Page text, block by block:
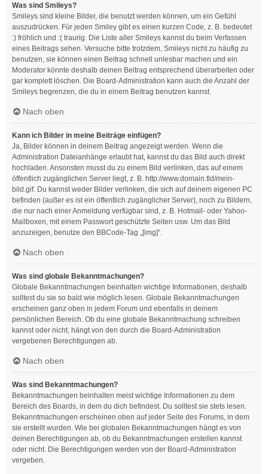
Was sind Smileys?
Smileys sind kleine Bilder, die benutzt werden können, um ein Gefühl
auszudrücken. Für jeden Smiley gibt es einen kurzen Code, z. B. bedeutet
:) fröhlich und :( traurig. Die Liste aller Smileys kannst du beim Verfassen
eines Beitrags sehen. Versuche bitte trotzdem, Smileys nicht zu häufig zu
benutzen, sie können einen Beitrag schnell unlesbar machen und ein
Moderator könnte deshalb deinen Beitrag entsprechend überarbeiten oder
gar komplett löschen. Die Board-Administration kann auch die Anzahl der
Smileys begrenzen, die du in einem Beitrag benutzen kannst.
Nach oben
Kann ich Bilder in meine Beiträge einfügen?
Ja, Bilder können in deinem Beitrag angezeigt werden. Wenn die
Administration Dateianhänge erlaubt hat, kannst du das Bild auch direkt
hochladen. Ansonsten musst du zu einem Bild verlinken, das auf einem
öffentlich zugänglichen Server liegt, z. B. http://www.domain.tld/mein-
bild.gif. Du kannst weder Bilder verlinken, die sich auf deinem eigenen PC
befinden (außer es ist ein öffentlich zugänglicher Server), noch zu Bildern,
die nur nach einer Anmeldung verfügbar sind, z. B. Hotmail- oder Yahoo-
Mailboxen, mit einem Passwort geschützte Seiten usw. Um das Bild
anzuzeigen, benutze den BBCode-Tag „[img]“.
Nach oben
Was sind globale Bekanntmachungen?
Globale Bekanntmachungen beinhalten wichtige Informationen, deshalb
solltest du sie so bald wie möglich lesen. Globale Bekanntmachungen
erscheinen ganz oben in jedem Forum und ebenfalls in deinem
persönlichen Bereich. Ob du eine globale Bekanntmachung schreiben
kannst oder nicht, hängt von den durch die Board-Administration
vergebenen Berechtigungen ab.
Nach oben
Was sind Bekanntmachungen?
Bekanntmachungen beinhalten meist wichtige Informationen zu dem
Bereich des Boards, in dem du dich befindest. Du solltest sie stets lesen.
Bekanntmachungen erscheinen oben auf jeder Seite des Forums, in dem
sie erstellt wurden. Wie bei globalen Bekanntmachungen hängt es von
deinen Berechtigungen ab, ob du Bekanntmachungen erstellen kannst
oder nicht. Die Berechtigungen werden von der Board-Administration
vergeben.